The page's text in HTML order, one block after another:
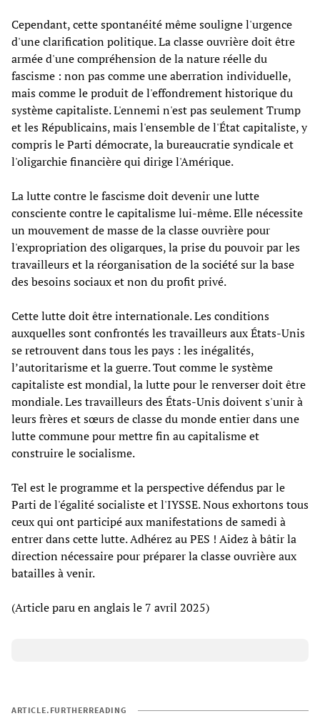
Cependant, cette spontanéité même souligne l'urgence
d'une clarification politique. La classe ouvrière doit être
armée d'une compréhension de la nature réelle du
fascisme : non pas comme une aberration individuelle,
mais comme le produit de l'effondrement historique du
système capitaliste. L'ennemi n'est pas seulement Trump
et les Républicains, mais l'ensemble de l'État capitaliste, y
compris le Parti démocrate, la bureaucratie syndicale et
l'oligarchie financière qui dirige l'Amérique.
La lutte contre le fascisme doit devenir une lutte
consciente contre le capitalisme lui-même. Elle nécessite
un mouvement de masse de la classe ouvrière pour
l'expropriation des oligarques, la prise du pouvoir par les
travailleurs et la réorganisation de la société sur la base
des besoins sociaux et non du profit privé.
Cette lutte doit être internationale. Les conditions
auxquelles sont confrontés les travailleurs aux États-Unis
se retrouvent dans tous les pays : les inégalités,
l’autoritarisme et la guerre. Tout comme le système
capitaliste est mondial, la lutte pour le renverser doit être
mondiale. Les travailleurs des États-Unis doivent s'unir à
leurs frères et sœurs de classe du monde entier dans une
lutte commune pour mettre fin au capitalisme et
construire le socialisme.
Tel est le programme et la perspective défendus par le
Parti de l'égalité socialiste et l'IYSSE. Nous exhortons tous
ceux qui ont participé aux manifestations de samedi à
entrer dans cette lutte. Adhérez au PES ! Aidez à bâtir la
direction nécessaire pour préparer la classe ouvrière aux
batailles à venir.
(Article paru en anglais le 7 avril 2025)
ARTICLE.FURTHERREADING